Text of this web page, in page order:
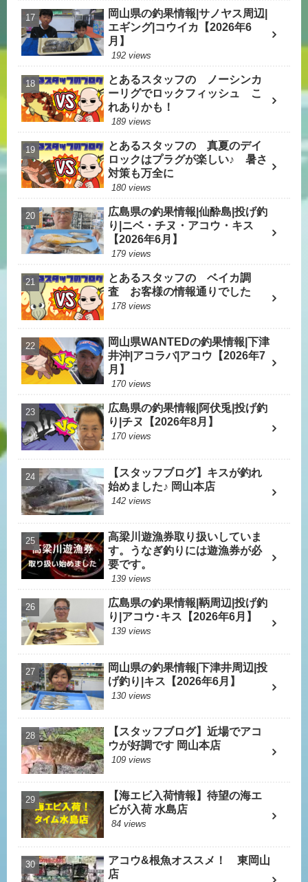
岡山県の釣果情報|サノヤス周辺|
エギング|コウイカ【2026年6
月】
192 views
とあるスタッフの ノーシンカ
ーリグでロックフィッシュ こ
れありかも！
189 views
とあるスタッフの 真夏のデイ
ロックはプラグが楽しい♪ 暑さ
対策も万全に
180 views
広島県の釣果情報|仙酔島|投げ釣
り|ニベ・チヌ・アコウ・キス
【2026年6月】
179 views
とあるスタッフの ベイカ調
査 お客様の情報通りでした
178 views
岡山県WANTEDの釣果情報|下津
井沖|アコラバ|アコウ【2026年7
月】
170 views
広島県の釣果情報|阿伏兎|投げ釣
り|チヌ【2026年8月】
170 views
【スタッフブログ】キスが釣れ
始めました♪ 岡山本店
142 views
高梁川遊漁券取り扱いしていま
す。うなぎ釣りには遊漁券が必
要です。
139 views
広島県の釣果情報|鞆周辺|投げ釣
り|アコウ･キス【2026年6月】
139 views
岡山県の釣果情報|下津井周辺|投
げ釣り|キス【2026年6月】
130 views
【スタッフブログ】近場でアコ
ウが好調です 岡山本店
109 views
【海エビ入荷情報】待望の海エ
ビが入荷 水島店
84 views
アコウ&根魚オススメ！ 東岡山
店